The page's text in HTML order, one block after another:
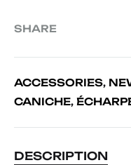
SHARE
ACCESSORIES,
CANICHE,
DESCRIPTION